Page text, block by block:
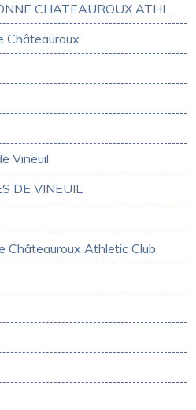
LA BERRICHONNE CHATEAUROUX ATHLETIC CLUB
Châteauroux
Vineuil
DE VINEUIL
Châteauroux Athletic Club